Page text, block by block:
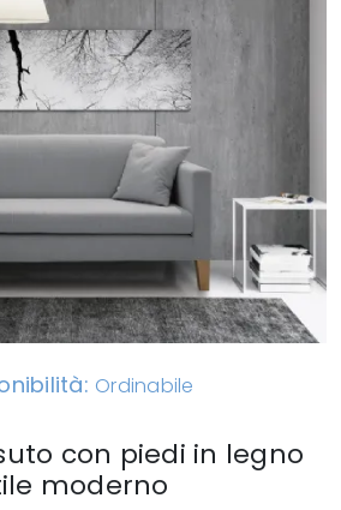
Ordinabile
con piedi in legno
moderno